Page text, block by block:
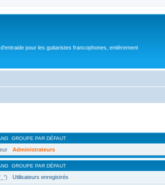
pour les guitaristes francophones, entièrement
GROUPE PAR DÉFAUT
Administrateurs
GROUPE PAR DÉFAUT
Utilisateurs enregistrés